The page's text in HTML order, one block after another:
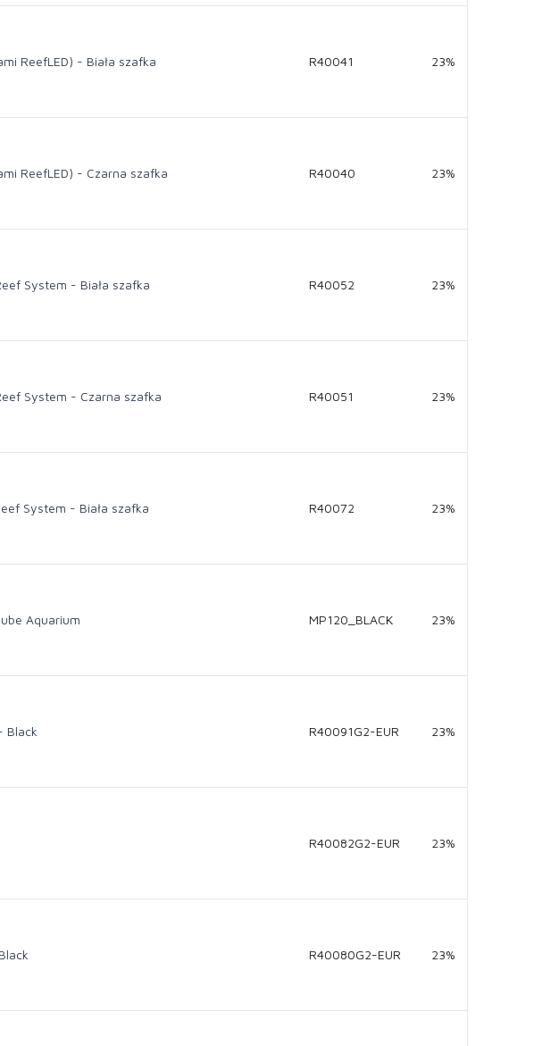
ReefLED) - Biała szafka R40041 23%
ReefLED) - Czarna szafka R40040 23%
System - Biała szafka R40052 23%
System - Czarna szafka R40051 23%
System - Biała szafka R40072 23%
Aquarium MP120_BLACK 23%
Black R40091G2-EUR 23%
R40082G2-EUR 23%
R40080G2-EUR 23%